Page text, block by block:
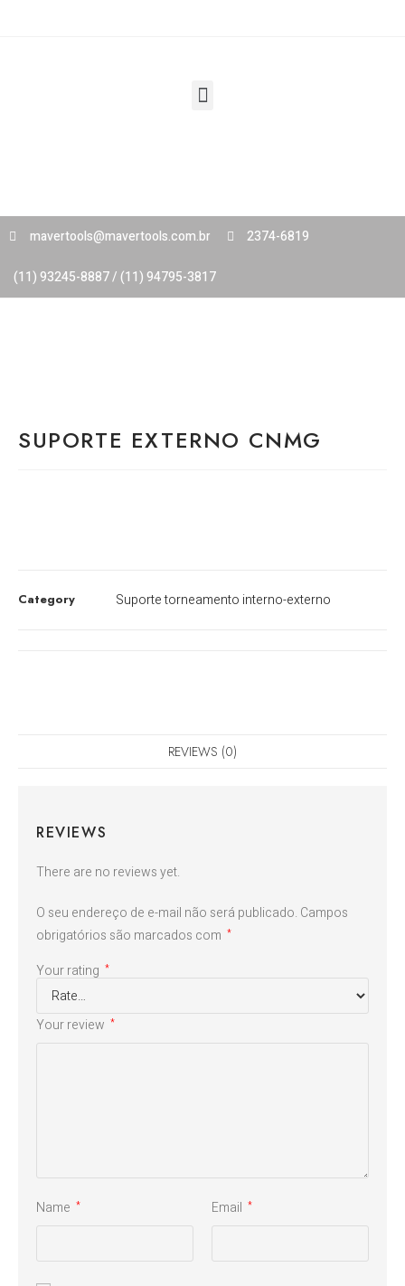
mavertools@mavertools.com.br 2374-6819
(11) 93245-8887 / (11) 94795-3817
SUPORTE EXTERNO CNMG
Category Suporte torneamento interno-externo
REVIEWS (0)
REVIEWS
There are no reviews yet.
O seu endereço de e-mail não será publicado. Campos
obrigatórios são marcados com *
Your rating *
Your review *
Name * Email *